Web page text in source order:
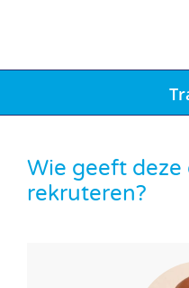
Wie geeft
rekruteren?